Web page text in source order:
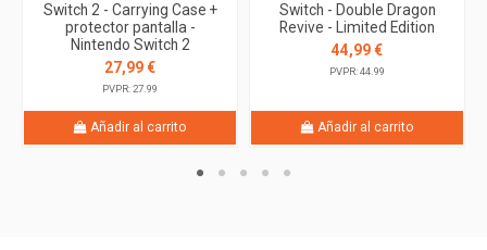
Switch 2 - Carrying Case +
protector pantalla -
Nintendo Switch 2
27,99 €
PVPR: 27.99
Añadir al carrito
Switch - Double Dragon
Revive - Limited Edition
44,99 €
PVPR: 44.99
Añadir al carrito